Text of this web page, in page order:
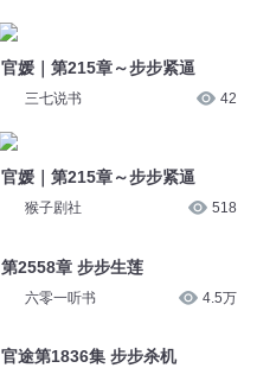
官媛｜第215章～步步紧逼
三七说书 42
官媛｜第215章～步步紧逼
猴子剧社 518
第2558章 步步生莲
六零一听书 4.5万
官途第1836集 步步杀机